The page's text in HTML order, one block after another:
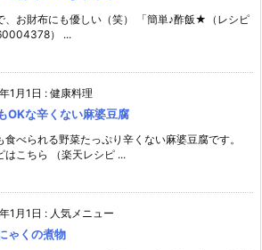
、お財布にも優しい（笑） 「簡単♪酢飯★（レシピ
） ...
1月1日 : 健康料理
OKな辛くない麻婆豆腐
食べられる野菜たっぷり辛くない麻婆豆腐です。
はこちら （楽天レシピ ...
1月1日 : 人気メニュー
ゃくの煮物